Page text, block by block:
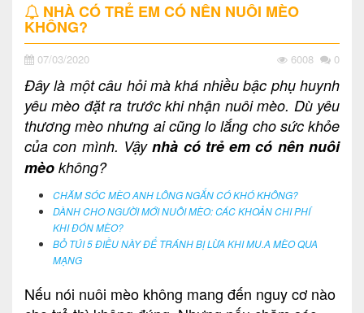
NHÀ CÓ TRẺ EM CÓ NÊN NUÔI MÈO
KHÔNG?
07/03/2020 6008 0
Đây là một câu hỏi mà khá nhiều bậc phụ huynh
yêu mèo đặt ra trước khi nhận nuôi mèo. Dù yêu
thương mèo nhưng ai cũng lo lắng cho sức khỏe
của con mình. Vậynhà có trẻ em có nên nuôi
mèo không?
CHĂM SÓC MÈO ANH LÔNG NGẮN CÓ KHÓ KHÔNG?
DÀNH CHO NGƯỜI MỚI NUÔI MÈO: CÁC KHOẢN CHI PHÍ
KHI ĐÓN MÈO?
BỎ TÚI 5 ĐIỀU NÀY ĐỂ TRÁNH BỊ LỪA KHI MU.A MÈO QUA
MẠNG
Nếu nói nuôi mèo không mang đến nguy cơ nào